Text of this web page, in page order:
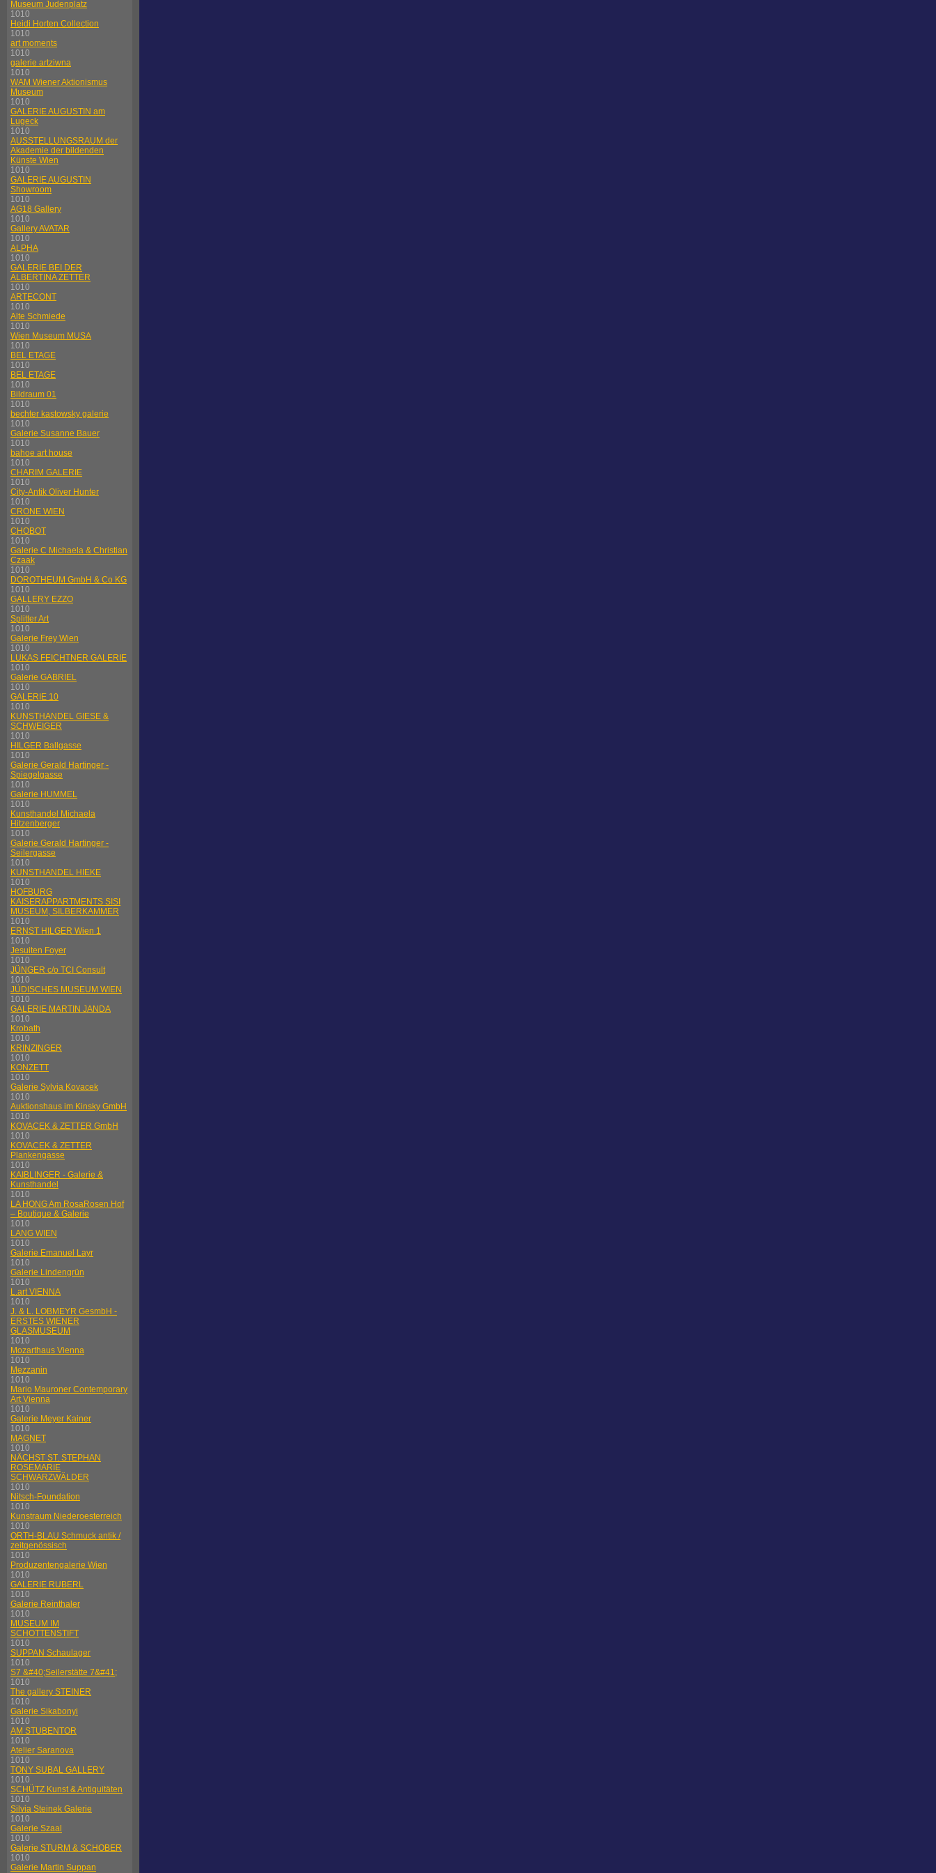
Museum Judenplatz
1010
Heidi Horten Collection
1010
art moments
1010
galerie artziwna
1010
WAM Wiener Aktionismus
Museum
1010
GALERIE AUGUSTIN am
Lugeck
1010
AUSSTELLUNGSRAUM der
Akademie der bildenden
Künste Wien
1010
GALERIE AUGUSTIN
Showroom
1010
AG18 Gallery
1010
Gallery AVATAR
1010
ALPHA
1010
GALERIE BEI DER
ALBERTINA ZETTER
1010
ARTECONT
1010
Alte Schmiede
1010
Wien Museum MUSA
1010
BEL ETAGE
1010
BEL ETAGE
1010
Bildraum 01
1010
bechter kastowsky galerie
1010
Galerie Susanne Bauer
1010
bahoe art house
1010
CHARIM GALERIE
1010
City-Antik Oliver Hunter
1010
CRONE WIEN
1010
CHOBOT
1010
Galerie C Michaela & Christian
Czaak
1010
DOROTHEUM GmbH & Co KG
1010
GALLERY EZZO
1010
Splitter Art
1010
Galerie Frey Wien
1010
LUKAS FEICHTNER GALERIE
1010
Galerie GABRIEL
1010
GALERIE 10
1010
KUNSTHANDEL GIESE &
SCHWEIGER
1010
HILGER Ballgasse
1010
Galerie Gerald Hartinger -
Spiegelgasse
1010
Galerie HUMMEL
1010
Kunsthandel Michaela
Hitzenberger
1010
Galerie Gerald Hartinger -
Seilergasse
1010
KUNSTHANDEL HIEKE
1010
HOFBURG
KAISERAPPARTMENTS SISI
MUSEUM, SILBERKAMMER
1010
ERNST HILGER Wien 1
1010
Jesuiten Foyer
1010
JÜNGER c/o TCI Consult
1010
JÜDISCHES MUSEUM WIEN
1010
GALERIE MARTIN JANDA
1010
Krobath
1010
KRINZINGER
1010
KONZETT
1010
Galerie Sylvia Kovacek
1010
Auktionshaus im Kinsky GmbH
1010
KOVACEK & ZETTER GmbH
1010
KOVACEK & ZETTER
Plankengasse
1010
KAIBLINGER - Galerie &
Kunsthandel
1010
LA HONG Am RosaRosen Hof
– Boutique & Galerie
1010
LANG WIEN
1010
Galerie Emanuel Layr
1010
Galerie Lindengrün
1010
L.art VIENNA
1010
J. & L. LOBMEYR GesmbH -
ERSTES WIENER
GLASMUSEUM
1010
Mozarthaus Vienna
1010
Mezzanin
1010
Mario Mauroner Contemporary
Art Vienna
1010
Galerie Meyer Kainer
1010
MAGNET
1010
NÄCHST ST. STEPHAN
ROSEMARIE
SCHWARZWÄLDER
1010
Nitsch-Foundation
1010
Kunstraum Niederoesterreich
1010
ORTH-BLAU Schmuck antik /
zeitgenössisch
1010
Produzentengalerie Wien
1010
GALERIE RUBERL
1010
Galerie Reinthaler
1010
MUSEUM IM
SCHOTTENSTIFT
1010
SUPPAN Schaulager
1010
S7 &#40;Seilerstätte 7&#41;
1010
The gallery STEINER
1010
Galerie Sikabonyi
1010
AM STUBENTOR
1010
Atelier Saranova
1010
TONY SUBAL GALLERY
1010
SCHÜTZ Kunst & Antiquitäten
1010
Silvia Steinek Galerie
1010
Galerie Szaal
1010
Galerie STURM & SCHOBER
1010
Galerie Martin Suppan